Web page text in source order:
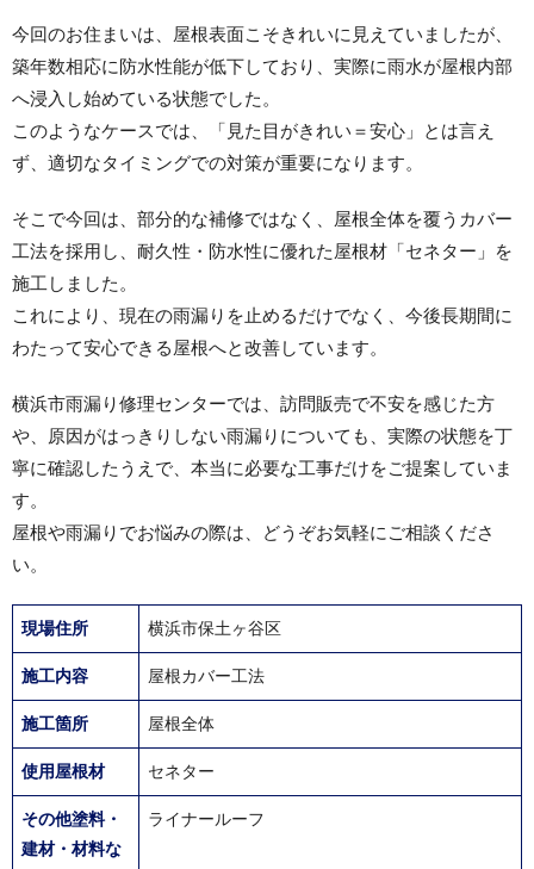
今回のお住まいは、屋根表面こそきれいに見えていましたが、
築年数相応に防水性能が低下しており、実際に雨水が屋根内部
へ浸入し始めている状態でした。
このようなケースでは、「見た目がきれい＝安心」とは言え
ず、適切なタイミングでの対策が重要になります。
そこで今回は、部分的な補修ではなく、屋根全体を覆うカバー
工法を採用し、耐久性・防水性に優れた屋根材「セネター」を
施工しました。
これにより、現在の雨漏りを止めるだけでなく、今後長期間に
わたって安心できる屋根へと改善しています。
横浜市雨漏り修理センターでは、訪問販売で不安を感じた方
や、原因がはっきりしない雨漏りについても、実際の状態を丁
寧に確認したうえで、本当に必要な工事だけをご提案していま
す。
屋根や雨漏りでお悩みの際は、どうぞお気軽にご相談くださ
い。
現場住所 横浜市保土ヶ谷区
施工内容 屋根カバー工法
施工箇所 屋根全体
使用屋根材 セネター
その他塗料・
建材・材料な
ライナールーフ